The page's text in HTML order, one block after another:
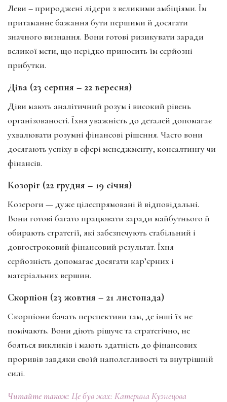
Леви – природжені лідери з великими амбіціями. Їм
притаманне бажання бути першими й досягати
значного визнання. Вони готові ризикувати заради
великої мети, що нерідко приносить їм серйозні
прибутки.
Діва (23 серпня – 22 вересня)
Діви мають аналітичний розум і високий рівень
організованості. Їхня уважність до деталей допомагає
ухвалювати розумні фінансові рішення. Часто вони
досягають успіху в сфері менеджменту, консалтингу чи
фінансів.
Козоріг (22 грудня – 19 січня)
Козероги — дуже цілеспрямовані й відповідальні.
Вони готові багато працювати заради майбутнього й
обирають стратегії, які забезпечують стабільний і
довгостроковий фінансовий результат. Їхня
серйозність допомагає досягати кар’єрних і
матеріальних вершин.
Скорпіон (23 жовтня – 21 листопада)
Скорпіони бачать перспективи там, де інші їх не
помічають. Вони діють рішуче та стратегічно, не
бояться викликів і мають здатність до фінансових
проривів завдяки своїй наполегливості та внутрішній
силі.
Читайте також: Це був жах: Катерина Кузнецова